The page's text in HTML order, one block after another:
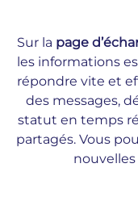
Sur la page
les informations
répondre vite et
des messages,
statut en temps
partagés. Vous